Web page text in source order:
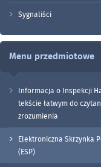
Sygnaliści
Menu przedmiotowe
Informacja o Inspekcji
tekście łatwym do
zrozumienia
Elektroniczna Skrzynka
(ESP)